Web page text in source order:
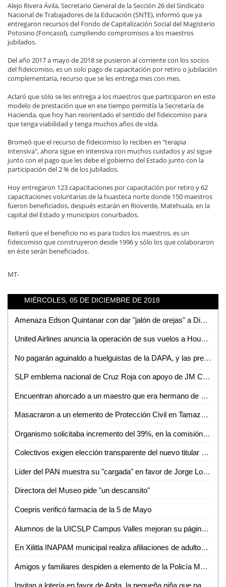
Alejo Rivera Ávila, Secretario General de la Sección 26 del Sindicato
Nacional de Trabajadores de la Educación (SNTE), informó que ya
entregaron recursos del Fondo de Capitalización Social del Magisterio
Potosino (Foncasol), cumpliendo compromisos a los maestros
jubilados.
Del año 2017 a mayo de 2018 se pusieron al corriente con los socios
del fideicomiso, es un solo pago de capacitación por retiro o jubilación
complementaria, recurso que se les entrega mes con mes.
Aclaró que sólo se les entrega a los maestros que participaron en este
modelo de prestación que en ese tiempo permitía la Secretaría de
Hacienda, que hoy han reorientado el sentido del fideicomiso para
que tenga viabilidad y tenga muchos años de vida.
Bromeó que el recurso de fideicomiso lo reciben en "terapia
intensiva", ahora sigue en intensiva con muchos cuidados y así sigue
junto con el pago que les debe el gobierno del Estado junto con la
participación del 2 % de los jubilados.
Hoy entregaron 123 capacitaciones por capacitación por retiro y 62
capacitaciones voluntarias de la huasteca norte donde 150 maestros
fueron beneficiados, después estarán en Rioverde, Matehuala, en la
capital del Estado y municipios conurbados.
Reiteró que el beneficio no es para todos los maestros, es un
fideicomiso que construyeron desde 1996 y sólo los que colaboraron
en éste serán beneficiados.
MT-
MIÉRCOLES, 05 DE DICIEMBRE DE 2018
Amenaza Edson Quintanar con dar "jalón de orejas" a Diputadas que aprobaron incremento al agua
United Airlines anuncia la operación de sus vuelos a Houston con aviones operados con mejor tecnología y de mayores dimensiones
No pagarán aguinaldo a huelguistas de la DAPA, y las prestaciones se entregarán directamente a trabajadores
SLP emblema nacional de Cruz Roja con apoyo de JM Carreras: Suinaga Cárdenas
Encuentran ahorcado a un maestro que era hermano de un funcionario Federal
Masacraron a un elemento de Protección Civil en Tamazunchale
Organismo solicitaba incremento del 39%, en la comisión aprobamos solo el 14%: Angélica Mendoza
Colectivos exigen elección transparente del nuevo titular de Derechos Humanos
Líder del PAN muestra su "cargada" en favor de Jorge Lozano
Directora del Museo pide "un descansito"
Coepris verificó farmacia de la 5 de Mayo
Alumnos de la UICSLP Campus Valles mejoran su página sobre lengua Tének
En Xilitla INAPAM municipal realiza afiliaciones de adultos mayores
Amigos y familiares despiden a elemento de la Policía Municipal fallecido